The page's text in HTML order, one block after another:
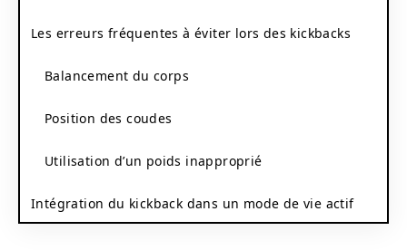
Les erreurs fréquentes à éviter lors des kickbacks
Balancement du corps
Position des coudes
Utilisation d’un poids inapproprié
Intégration du kickback dans un mode de vie actif